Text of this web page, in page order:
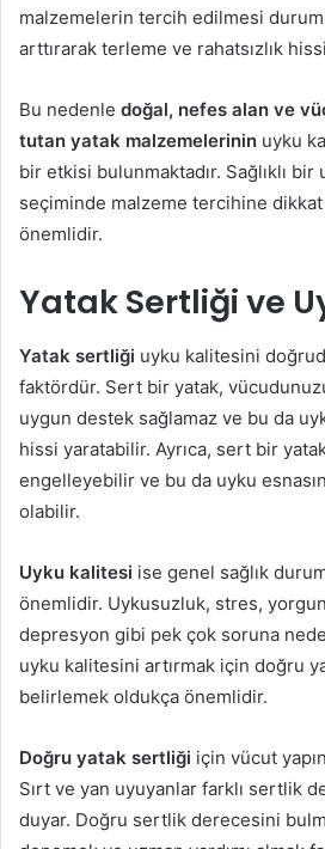
malzemelerin tercih edilmesi
arttırarak terleme ve rahatsızlık
Bu nedenle doğal, nefes alan ve
tutan yatak malzemelerinin uyku
bir etkisi bulunmaktadır. Sağlıklı bir
seçiminde malzeme tercihine
önemlidir.
Yatak Sertliği ve
Yatak sertliği uyku kalitesini
faktördür. Sert bir yatak,
uygun destek sağlamaz ve bu da
hissi yaratabilir. Ayrıca, sert bir yatak
engelleyebilir ve bu da uyku
olabilir.
Uyku kalitesi ise genel sağlık
önemlidir. Uykusuzluk, stres,
depresyon gibi pek çok soruna
uyku kalitesini artırmak için doğru
belirlemek oldukça önemlidir.
Doğru yatak sertliği için vücut
Sırt ve yan uyuyanlar farklı sertlik
duyar. Doğru sertlik derecesini